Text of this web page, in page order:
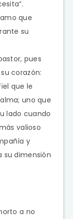
que
su
pues
corazón:
que le
uno que
lado cuando
valioso
y
su dimensión
a no